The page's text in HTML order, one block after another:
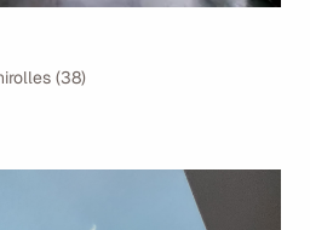
(38)